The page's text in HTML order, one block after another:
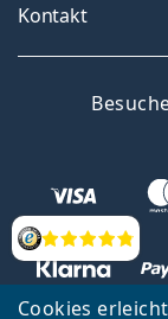
Cookies
Bewertung
Kontakt